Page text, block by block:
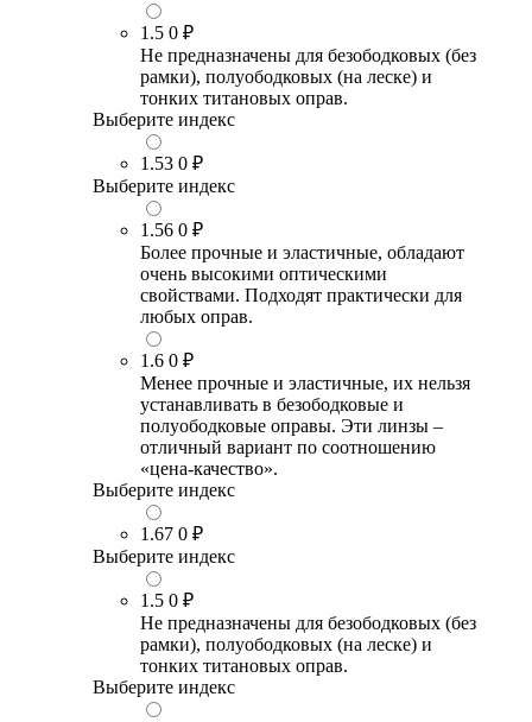
1.5 0 ₽
Не предназначены для безободковых (без
рамки), полуободковых (на леске) и
тонких титановых оправ.
Выберите индекс
1.53 0 ₽
Выберите индекс
1.56 0 ₽
Более прочные и эластичные, обладают
очень высокими оптическими
свойствами. Подходят практически для
любых оправ.
1.6 0 ₽
Менее прочные и эластичные, их нельзя
устанавливать в безободковые и
полуободковые оправы. Эти линзы –
отличный вариант по соотношению
«цена-качество».
Выберите индекс
1.67 0 ₽
Выберите индекс
1.5 0 ₽
Не предназначены для безободковых (без
рамки), полуободковых (на леске) и
тонких титановых оправ.
Выберите индекс